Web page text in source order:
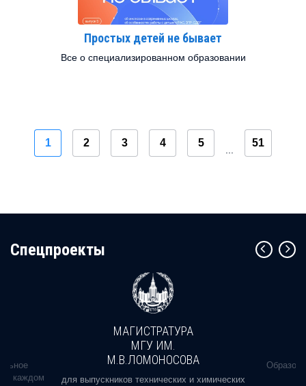
Простых детей не бывает
Все о специализированном образовании
1 2 3 4 5 51
Cпецпроекты
в каждом
МАГИСТРАТУРА
МГУ ИМ.
М.В.ЛОМОНОСОВА
для выпускников технических и химических